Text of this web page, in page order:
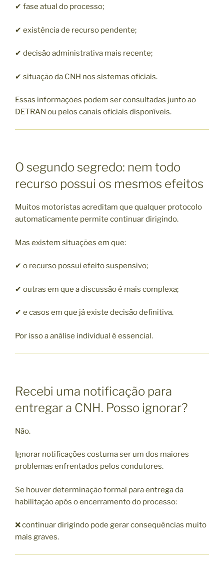
✔ fase atual do processo;
✔ existência de recurso pendente;
✔ decisão administrativa mais recente;
✔ situação da CNH nos sistemas oficiais.
Essas informações podem ser consultadas junto ao
DETRAN ou pelos canais oficiais disponíveis.
O segundo segredo: nem todo
recurso possui os mesmos efeitos
Muitos motoristas acreditam que qualquer protocolo
automaticamente permite continuar dirigindo.
Mas existem situações em que:
✔ o recurso possui efeito suspensivo;
✔ outras em que a discussão é mais complexa;
✔ e casos em que já existe decisão definitiva.
Por isso a análise individual é essencial.
Recebi uma notificação para
entregar a CNH. Posso ignorar?
Não.
Ignorar notificações costuma ser um dos maiores
problemas enfrentados pelos condutores.
Se houver determinação formal para entrega da
habilitação após o encerramento do processo:
❌ continuar dirigindo pode gerar consequências muito
mais graves.